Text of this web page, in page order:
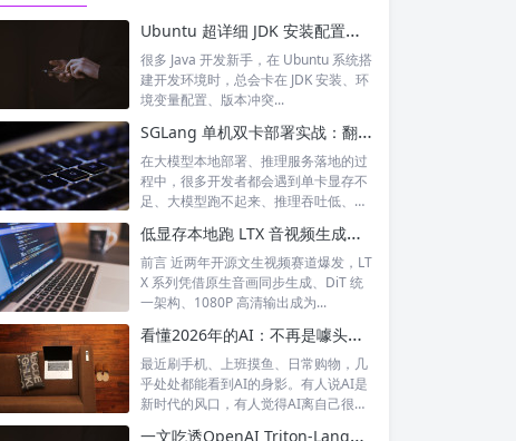
Ubuntu 超详细 JDK 安装配置教程（零基础一键搞定）
很多 Java 开发新手，在 Ubuntu 系统搭
建开发环境时，总会卡在 JDK 安装、环
境变量配置、版本冲突...
SGLang 单机双卡部署实战：翻倍显存、提速大模型推理
在大模型本地部署、推理服务落地的过
程中，很多开发者都会遇到单卡显存不
足、大模型跑不起来、推理吞吐低、延
低显存本地跑 LTX 音视频生成！rockapaper LTX-2.3-Distilled FP8 蒸馏模型全解析
前言 近两年开源文生视频赛道爆发，LT
X 系列凭借原生音画同步生成、DiT 统
一架构、1080P 高清输出成为...
看懂2026年的AI：不再是噱头，而是融入日常的智能伙伴
最近刷手机、上班摸鱼、日常购物，几
乎处处都能看到AI的身影。有人说AI是
新时代的风口，有人觉得AI离自己很
一文吃透OpenAI Triton-Lang：高性能GPU内核极简开发神器